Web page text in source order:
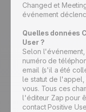
Changed et
événement
Quelles données
User ?
Selon
numéro de
email (s'il a été
le statut de
vous. Tous ces
l'éditeur Zap pour
contact Positive